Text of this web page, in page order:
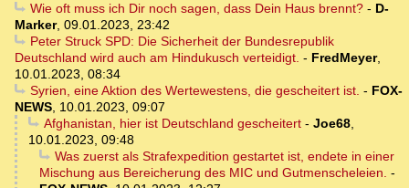
Wie oft muss ich Dir noch sagen, dass Dein Haus brennt?- D-
Marker, 09.01.2023, 23:42
Peter Struck SPD: Die Sicherheit der Bundesrepublik
Deutschland wird auch am Hindukusch verteidigt. - FredMeyer,
10.01.2023, 08:34
Syrien, eine Aktion des Wertewestens, die gescheitert ist. - FOX-
NEWS, 10.01.2023, 09:07
Afghanistan, hier ist Deutschland gescheitert- Joe68,
10.01.2023, 09:48
Was zuerst als Strafexpedition gestartet ist, endete in einer
Mischung aus Bereicherung des MIC und Gutmenscheleien. -